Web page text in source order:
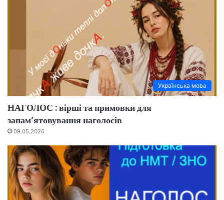
Українська мова
НАГОЛОС : вірші та примовки для
запам’ятовування наголосів
09.05.2026